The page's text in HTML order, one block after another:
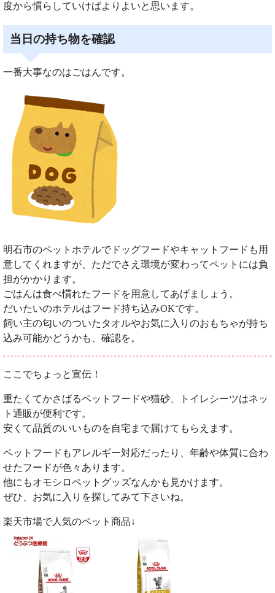
度から慣らしていけばよりよいと思います。
当日の持ち物を確認
一番大事なのはごはんです。
明石市のペットホテルでドッグフードやキャットフードも用
意してくれますが、ただでさえ環境が変わってペットには負
担がかかります。
ごはんは食べ慣れたフードを用意してあげましょう。
だいたいのホテルはフード持ち込みOKです。
飼い主の匂いのついたタオルやお気に入りのおもちゃが持ち
込み可能かどうかも、確認を。
ここでちょっと宣伝！
重たくてかさばるペットフードや猫砂、トイレシーツはネッ
ト通販が便利です。
安くて品質のいいものを自宅まで届けてもらえます。
ペットフードもアレルギー対応だったり、年齢や体質に合わ
せたフードが色々あります。
他にもオモシロペットグッズなんかも見かけます。
ぜひ、お気に入りを探してみて下さいね。
楽天市場で人気のペット商品↓